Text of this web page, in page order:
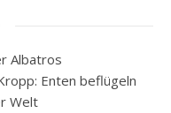
Albatros
Enten beflügeln
Welt